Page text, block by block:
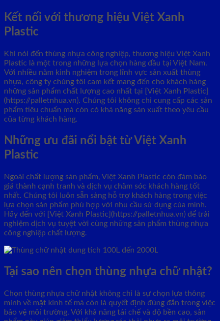
Kết nối với thương hiệu Việt Xanh
Plastic
Khi nói đến thùng nhựa công nghiệp, thương hiệu Việt Xanh
Plastic là một trong những lựa chọn hàng đầu tại Việt Nam.
Với nhiều năm kinh nghiệm trong lĩnh vực sản xuất thùng
nhựa, công ty chúng tôi cam kết mang đến cho khách hàng
những sản phẩm chất lượng cao nhất tại [Việt Xanh Plastic]
(https://palletnhua.vn). Chúng tôi không chỉ cung cấp các sản
phẩm tiêu chuẩn mà còn có khả năng sản xuất theo yêu cầu
của từng khách hàng.
Những ưu đãi nổi bật từ Việt Xanh
Plastic
Ngoài chất lượng sản phẩm, Việt Xanh Plastic còn đảm bảo
giá thành cạnh tranh và dịch vụ chăm sóc khách hàng tốt
nhất. Chúng tôi luôn sẵn sàng hỗ trợ khách hàng trong việc
lựa chọn sản phẩm phù hợp với nhu cầu sử dụng của mình.
Hãy đến với [Việt Xanh Plastic](https://palletnhua.vn) để trải
nghiệm dịch vụ tuyệt vời cùng những sản phẩm thùng nhựa
công nghiệp chất lượng.
Tại sao nên chọn thùng nhựa chữ nhật?
Chọn thùng nhựa chữ nhật không chỉ là sự chọn lựa thông
minh về mặt kinh tế mà còn là quyết định đúng đắn trong việc
bảo vệ môi trường. Với khả năng tái chế và độ bền cao, sản